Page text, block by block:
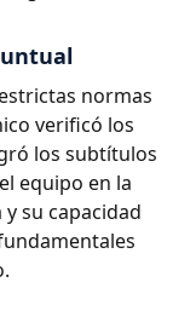
normas
verificó los
los subtítulos
equipo en la
su capacidad